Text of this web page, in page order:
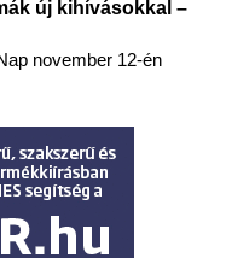
új kihívásokkal –
november 12-én